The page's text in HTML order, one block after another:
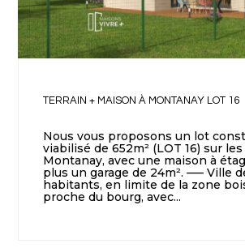
TERRAIN + MAISON À MONTANAY LOT 16
Nous vous proposons un lot
viabilisé de 652m² (LOT 16) sur
Montanay, avec une maison à
plus un garage de 24m². —– Ville
habitants, en limite de la zone
proche du bourg, avec...